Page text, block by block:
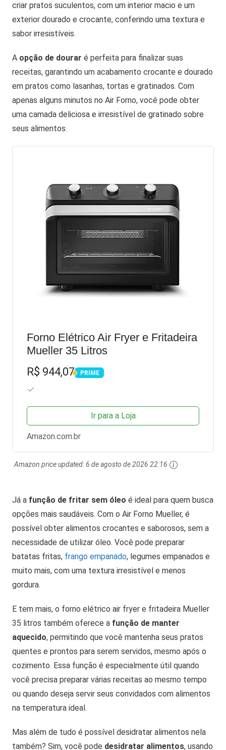
criar pratos suculentos, com um interior macio e um
exterior dourado e crocante, conferindo uma textura e
sabor irresistíveis.
A opção de dourar é perfeita para finalizar suas
receitas, garantindo um acabamento crocante e dourado
em pratos como lasanhas, tortas e gratinados. Com
apenas alguns minutos no Air Forno, você pode obter
uma camada deliciosa e irresistível de gratinado sobre
seus alimentos.
Forno Elétrico Air Fryer e Fritadeira
Mueller 35 Litros
R$ 944,07
PRIME
PRIME
Ir para a Loja
Amazon.com.br
Amazon price updated:6 de agosto de 2026 22:16
Já a função de fritar sem óleo é ideal para quem busca
opções mais saudáveis. Com o Air Forno Mueller, é
possível obter alimentos crocantes e saborosos, sem a
necessidade de utilizar óleo. Você pode preparar
batatas fritas, frango empanado, legumes empanados e
muito mais, com uma textura irresistível e menos
gordura.
E tem mais, o forno elétrico air fryer e fritadeira Mueller
35 litros também oferece a função de manter
aquecido, permitindo que você mantenha seus pratos
quentes e prontos para serem servidos, mesmo após o
cozimento. Essa função é especialmente útil quando
você precisa preparar várias receitas ao mesmo tempo
ou quando deseja servir seus convidados com alimentos
na temperatura ideal.
Mas além de tudo é possível desidratar alimentos nela
também? Sim, você pode desidratar alimentos, usando